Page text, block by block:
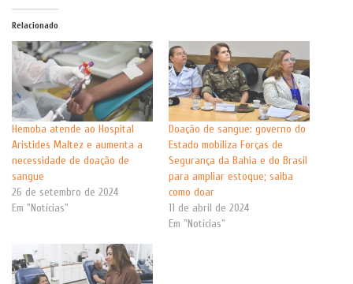
Relacionado
Hemoba atende ao Hospital
Aristides Maltez e aumenta a
necessidade de doação de
sangue
26 de setembro de 2024
Em "Notícias"
Doação de sangue: governo do
Estado mobiliza Forças de
Segurança da Bahia e do Brasil
para ampliar estoque; saiba
como doar
11 de abril de 2024
Em "Notícias"